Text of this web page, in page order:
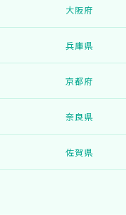
大阪府
兵庫県
京都府
奈良県
佐賀県